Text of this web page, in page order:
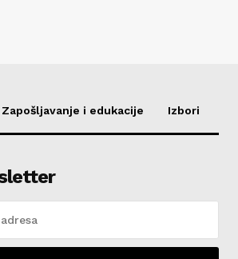
Zapošljavanje i edukacije Izbori